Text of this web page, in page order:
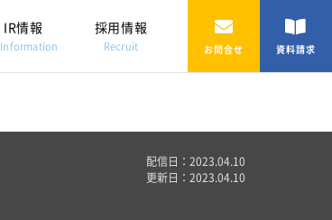
IR情報
Information
採用情報
Recruit お問合せ 資料請求
配信日：2023.04.10
更新日：2023.04.10